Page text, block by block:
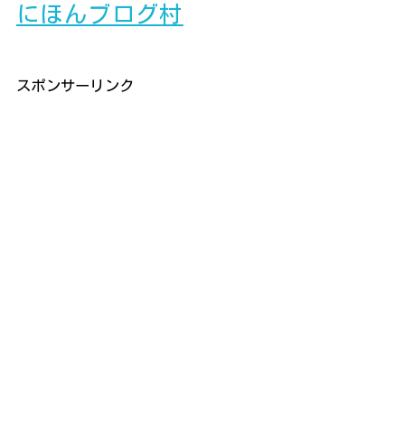
にほんブログ村
スポンサーリンク